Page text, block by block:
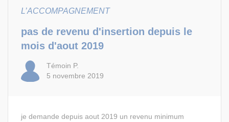
L’ACCOMPAGNEMENT
pas de revenu d'insertion depuis le
mois d'aout 2019
Témoin P.
5 novembre 2019
je demande depuis aout 2019 un revenu minimum